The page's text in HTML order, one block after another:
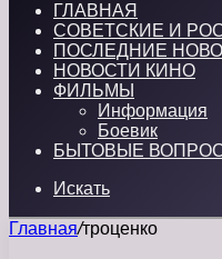
ГЛАВНАЯ
СОВЕТСКИЕ И
ПОСЛЕДНИЕ
НОВОСТИ КИНО
ФИЛЬМЫ
Информация
Боевик
БЫТОВЫЕ
Искать
Главная/троценко